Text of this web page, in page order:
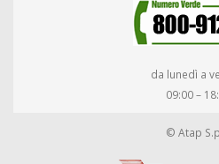
da lunedì a
09:00 –
© Atap